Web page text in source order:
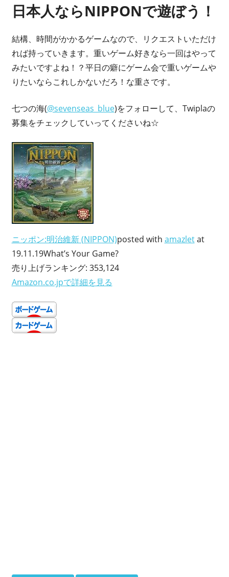
日本人ならNIPPONで遊ぼう！
結構、時間がかかるゲームなので、リクエストいただけ
れば持っていきます。重いゲーム好きなら一回はやって
みたいですよね！？平日の癖にゲーム会で重いゲームや
りたいならこれしかないだろ！な重さです。
七つの海(@sevenseas_blue)をフォローして、Twiplaの
募集をチェックしていってくださいね☆
ニッポン:明治維新 (NIPPON)posted with amazletat
19.11.19What’s Your Game?
売り上げランキング: 353,124
Amazon.co.jpで詳細を見る